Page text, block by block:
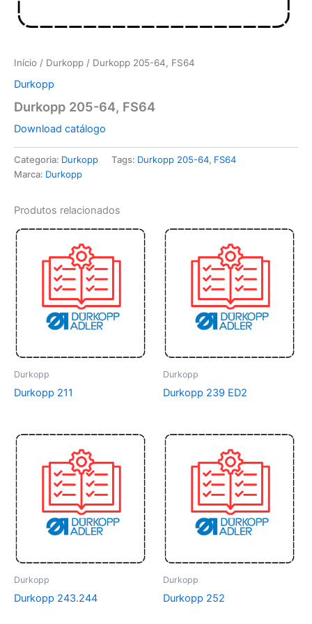
Início / Durkopp / Durkopp 205-64, FS64
Durkopp
Durkopp 205-64, FS64
Download catálogo
Categoria: Durkopp Tags: Durkopp 205-64, FS64
Marca: Durkopp
Produtos relacionados
Durkopp
Durkopp 211
Durkopp
Durkopp 239 ED2
Durkopp
Durkopp 243.244
Durkopp
Durkopp 252